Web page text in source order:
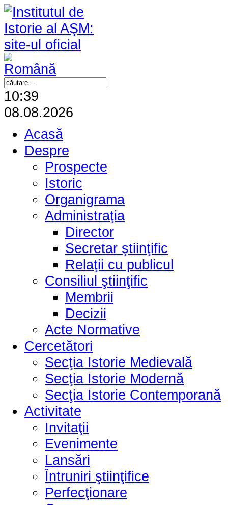
10:39
08.08.2026
Acasă
Despre
Prospecte
Istoric
Organigrama
Administraţia
Director
Secretar ştiinţific
Relaţii cu publicul
Consiliul ştiinţific
Membrii
Decizii
Acte Normative
Cercetători
Secţia Istorie Medievală
Secţia Istorie Modernă
Secţia Istorie Contemporană
Activitate
Invitaţii
Evenimente
Lansări
Întruniri ştiinţifice
Perfecţionare